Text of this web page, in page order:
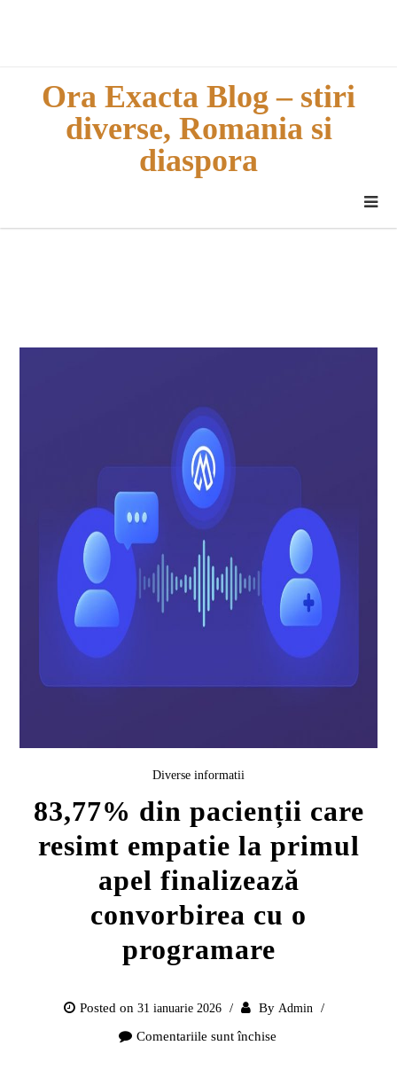
Ora Exacta Blog – stiri
diverse, Romania si
diaspora
Diverse informatii
83,77% din pacienții care
resimt empatie la primul
apel finalizează
convorbirea cu o
programare
Posted on 31 ianuarie 2026 By Admin
Comentariile sunt închise